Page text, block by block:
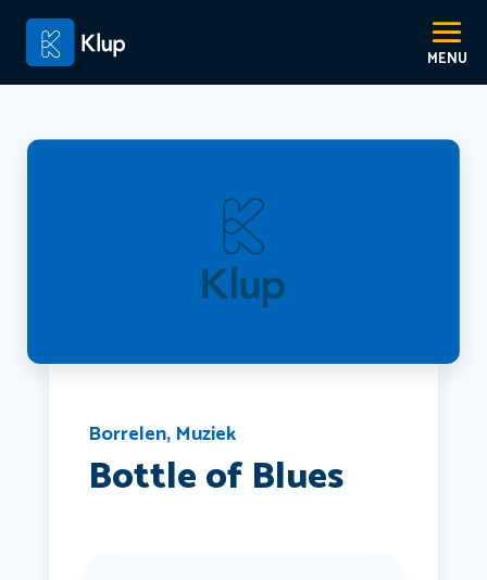
Borrelen, Muziek
Bottle of Blues